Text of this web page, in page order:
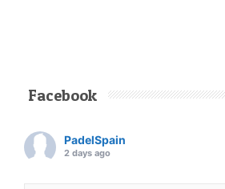
el broche